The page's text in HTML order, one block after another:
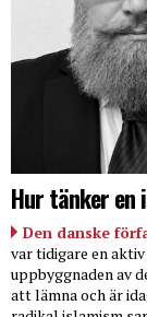
Hur tänker en
Den danske
var tidigare en
uppbyggnaden av
att lämna och är